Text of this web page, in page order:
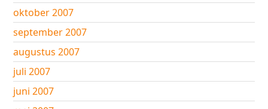
oktober 2007
september 2007
augustus 2007
juli 2007
juni 2007